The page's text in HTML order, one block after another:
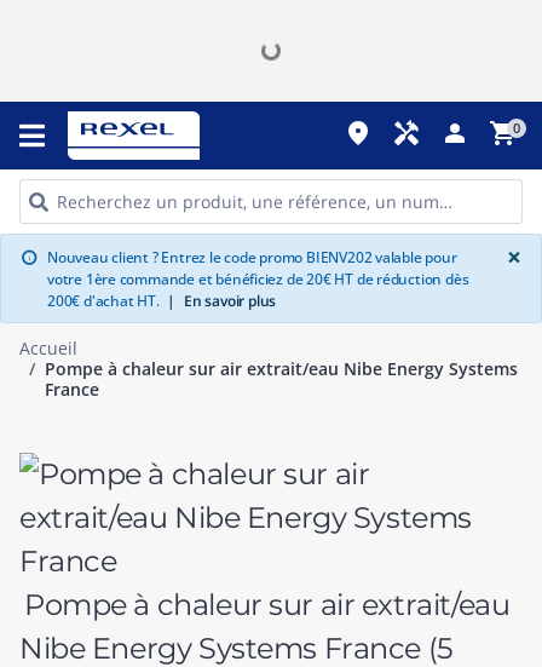
place handyman person shopping_cart0
info Nouveau client ? Entrez le code promo BIENV202 valable pour
votre 1ère commande et bénéficiez de 20€ HT de réduction dès
200€ d'achat HT. | En savoir plus
×
Accueil
Pompe à chaleur sur air extrait/eau Nibe Energy Systems
France
Pompe à chaleur sur air extrait/eau
Nibe Energy Systems France (5